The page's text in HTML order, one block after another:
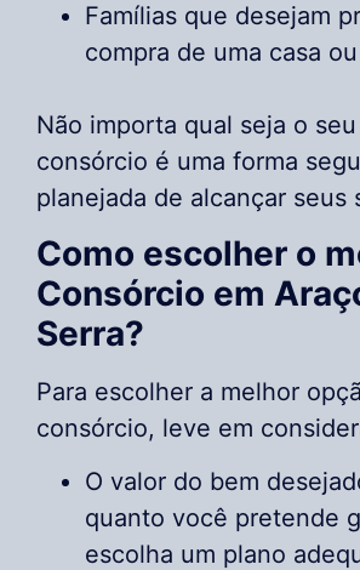
Famílias que desejam
compra de uma casa
Não importa qual seja o
consórcio é uma forma
planejada de alcançar seus
Como escolher o
Consórcio em
Serra?
Para escolher a melhor
consórcio, leve em
O valor do bem
quanto você pretende
escolha um plano